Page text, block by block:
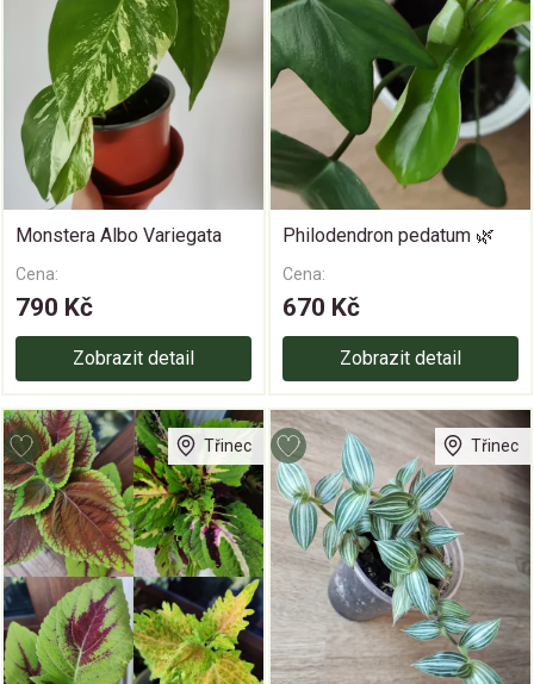
Monstera Albo Variegata
Cena:
790 Kč
Zobrazit detail
Philodendron pedatum 🌿
Cena:
670 Kč
Zobrazit detail
Třinec Třinec